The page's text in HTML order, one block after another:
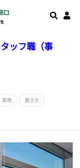
ッフ職（事
事務 働き方